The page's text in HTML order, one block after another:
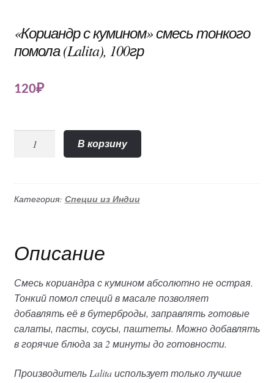
«Кориандр с кумином» смесь тонкого
помола (Lalita), 100гр
120₽
смесь
(Lalita),
100гр
В корзину
Категория: Специи из Индии
Описание
Смесь кориандра с кумином абсолютно не острая.
Тонкий помол специй в масале позволяет
добавлять её в бутерброды, заправлять готовые
салаты, пасты, соусы, паштеты. Можно добавлять
в горячие блюда за 2 минуты до готовности.
Производитель Lalita использует только лучшие